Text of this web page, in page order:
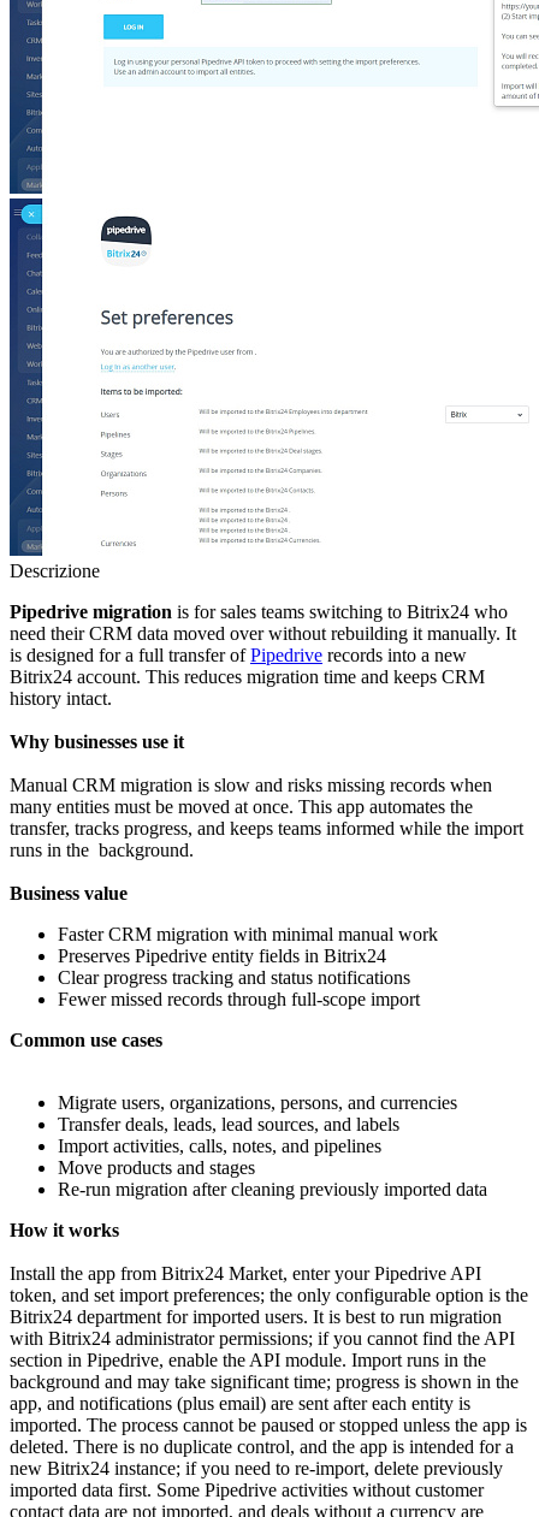
Descrizione
Pipedrive migration is for sales teams switching to Bitrix24 who
need their CRM data moved over without rebuilding it manually. It
is designed for a full transfer ofPipedrive records into a new
Bitrix24 account. This reduces migration time and keeps CRM
history intact.
Why businesses use it
Manual CRM migration is slow and risks missing records when
many entities must be moved at once. This app automates the
transfer, tracks progress, and keeps teams informed while the import
runs in the background.
Business value
Faster CRM migration with minimal manual work
Preserves Pipedrive entity fields in Bitrix24
Clear progress tracking and status notifications
Fewer missed records through full‑scope import
Common use cases
Migrate users, organizations, persons, and currencies
Transfer deals, leads, lead sources, and labels
Import activities, calls, notes, and pipelines
Move products and stages
Re‑run migration after cleaning previously imported data
How it works
Install the app from Bitrix24 Market, enter your Pipedrive API
token, and set import preferences; the only configurable option is the
Bitrix24 department for imported users. It is best to run migration
with Bitrix24 administrator permissions; if you cannot find the API
section in Pipedrive, enable the API module. Import runs in the
background and may take significant time; progress is shown in the
app, and notifications (plus email) are sent after each entity is
imported. The process cannot be paused or stopped unless the app is
deleted. There is no duplicate control, and the app is intended for a
new Bitrix24 instance; if you need to re‑import, delete previously
imported data first. Some Pipedrive activities without customer
contact data are not imported, and deals without a currency are